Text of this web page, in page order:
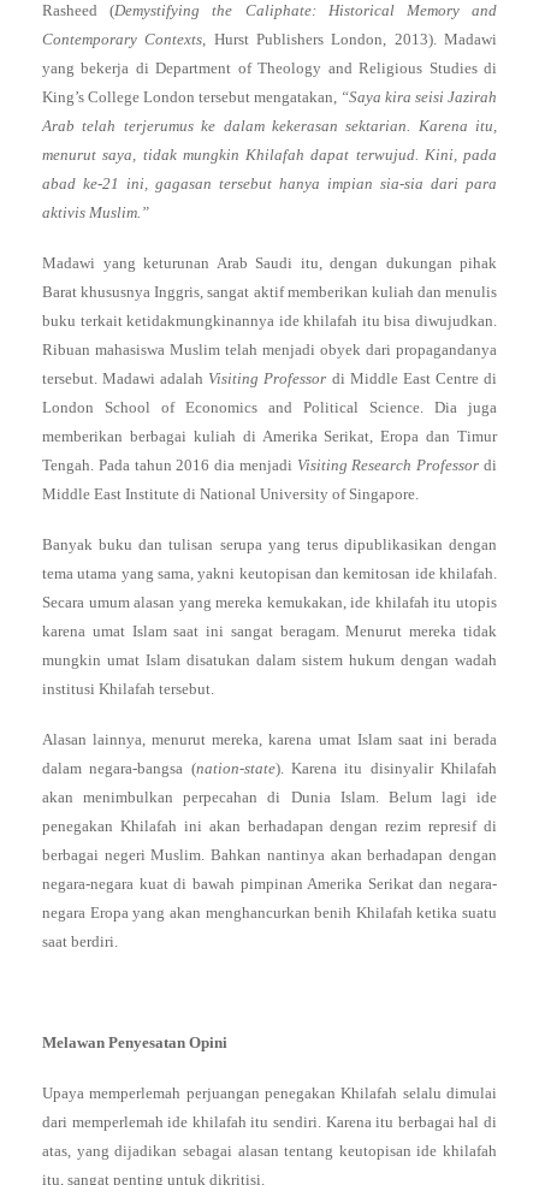
Rasheed (Demystifying the Caliphate: Historical Memory and
Contemporary Contexts, Hurst Publishers London, 2013). Madawi
yang bekerja di Department of Theology and Religious Studies di
King’s College London tersebut mengatakan, “Saya kira seisi Jazirah
Arab telah terjerumus ke dalam kekerasan sektarian. Karena itu,
menurut saya, tidak mungkin Khilafah dapat terwujud. Kini, pada
abad ke-21 ini, gagasan tersebut hanya impian sia-sia dari para
aktivis Muslim.”
Madawi yang keturunan Arab Saudi itu, dengan dukungan pihak
Barat khususnya Inggris, sangat aktif memberikan kuliah dan menulis
buku terkait ketidakmungkinannya ide khilafah itu bisa diwujudkan.
Ribuan mahasiswa Muslim telah menjadi obyek dari propagandanya
tersebut. Madawi adalah Visiting Professor di Middle East Centre di
London School of Economics and Political Science. Dia juga
memberikan berbagai kuliah di Amerika Serikat, Eropa dan Timur
Tengah. Pada tahun 2016 dia menjadi Visiting Research Professor di
Middle East Institute di National University of Singapore.
Banyak buku dan tulisan serupa yang terus dipublikasikan dengan
tema utama yang sama, yakni keutopisan dan kemitosan ide khilafah.
Secara umum alasan yang mereka kemukakan, ide khilafah itu utopis
karena umat Islam saat ini sangat beragam. Menurut mereka tidak
mungkin umat Islam disatukan dalam sistem hukum dengan wadah
institusi Khilafah tersebut.
Alasan lainnya, menurut mereka, karena umat Islam saat ini berada
dalam negara-bangsa (nation-state). Karena itu disinyalir Khilafah
akan menimbulkan perpecahan di Dunia Islam. Belum lagi ide
penegakan Khilafah ini akan berhadapan dengan rezim represif di
berbagai negeri Muslim. Bahkan nantinya akan berhadapan dengan
negara-negara kuat di bawah pimpinan Amerika Serikat dan negara-
negara Eropa yang akan menghancurkan benih Khilafah ketika suatu
saat berdiri.
Melawan Penyesatan Opini
Upaya memperlemah perjuangan penegakan Khilafah selalu dimulai
dari memperlemah ide khilafah itu sendiri. Karena itu berbagai hal di
atas, yang dijadikan sebagai alasan tentang keutopisan ide khilafah
itu, sangat penting untuk dikritisi.